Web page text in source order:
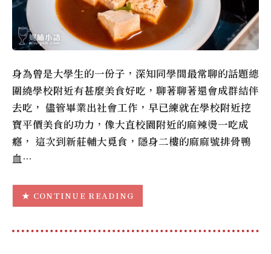
身為曾是大學生的一份子，深知同學間最常聊的話題總
圍繞學校附近有甚麼美食好吃，聊著聊著還會成群結伴
去吃， 儘管畢業出社會工作，早已練就在學校附近挖
寶平價美食的功力，像大直校園附近的麻辣燙一吃成
癮， 這次到新莊輔大覓食，隱身二樓的麻麻號排骨鴨
血…
CONTINUE READING